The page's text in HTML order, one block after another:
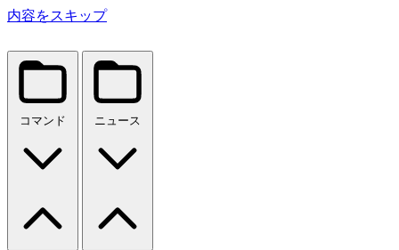
内容をスキップ
コマンド ニュース